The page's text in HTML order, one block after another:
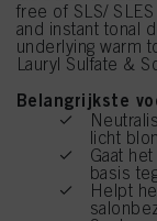
free of SLS/
and instant tonal
underlying warm
Lauryl Sulfate &
Belangrijkste
licht
Gaat
basis
Helpt